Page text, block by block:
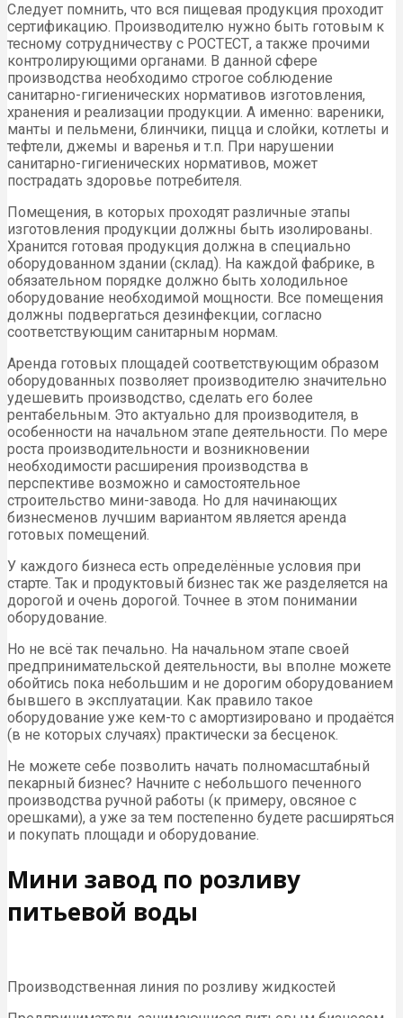
Следует помнить, что вся пищевая продукция проходит
сертификацию. Производителю нужно быть готовым к
тесному сотрудничеству с РОСТЕСТ, а также прочими
контролирующими органами. В данной сфере
производства необходимо строгое соблюдение
санитарно-гигиенических нормативов изготовления,
хранения и реализации продукции. А именно: вареники,
манты и пельмени, блинчики, пицца и слойки, котлеты и
тефтели, джемы и варенья и т.п. При нарушении
санитарно-гигиенических нормативов, может
пострадать здоровье потребителя.
Помещения, в которых проходят различные этапы
изготовления продукции должны быть изолированы.
Хранится готовая продукция должна в специально
оборудованном здании (склад). На каждой фабрике, в
обязательном порядке должно быть холодильное
оборудование необходимой мощности. Все помещения
должны подвергаться дезинфекции, согласно
соответствующим санитарным нормам.
Аренда готовых площадей соответствующим образом
оборудованных позволяет производителю значительно
удешевить производство, сделать его более
рентабельным. Это актуально для производителя, в
особенности на начальном этапе деятельности. По мере
роста производительности и возникновении
необходимости расширения производства в
перспективе возможно и самостоятельное
строительство мини-завода. Но для начинающих
бизнесменов лучшим вариантом является аренда
готовых помещений.
У каждого бизнеса есть определённые условия при
старте. Так и продуктовый бизнес так же разделяется на
дорогой и очень дорогой. Точнее в этом понимании
оборудование.
Но не всё так печально. На начальном этапе своей
предпринимательской деятельности, вы вполне можете
обойтись пока небольшим и не дорогим оборудованием
бывшего в эксплуатации. Как правило такое
оборудование уже кем-то с амортизировано и продаётся
(в не которых случаях) практически за бесценок.
Не можете себе позволить начать полномасштабный
пекарный бизнес? Начните с небольшого печенного
производства ручной работы (к примеру, овсяное с
орешками), а уже за тем постепенно будете расширяться
и покупать площади и оборудование.
Мини завод по розливу
питьевой воды
Производственная линия по розливу жидкостей